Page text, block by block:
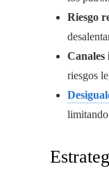
Riesgo
Canales
riesgos